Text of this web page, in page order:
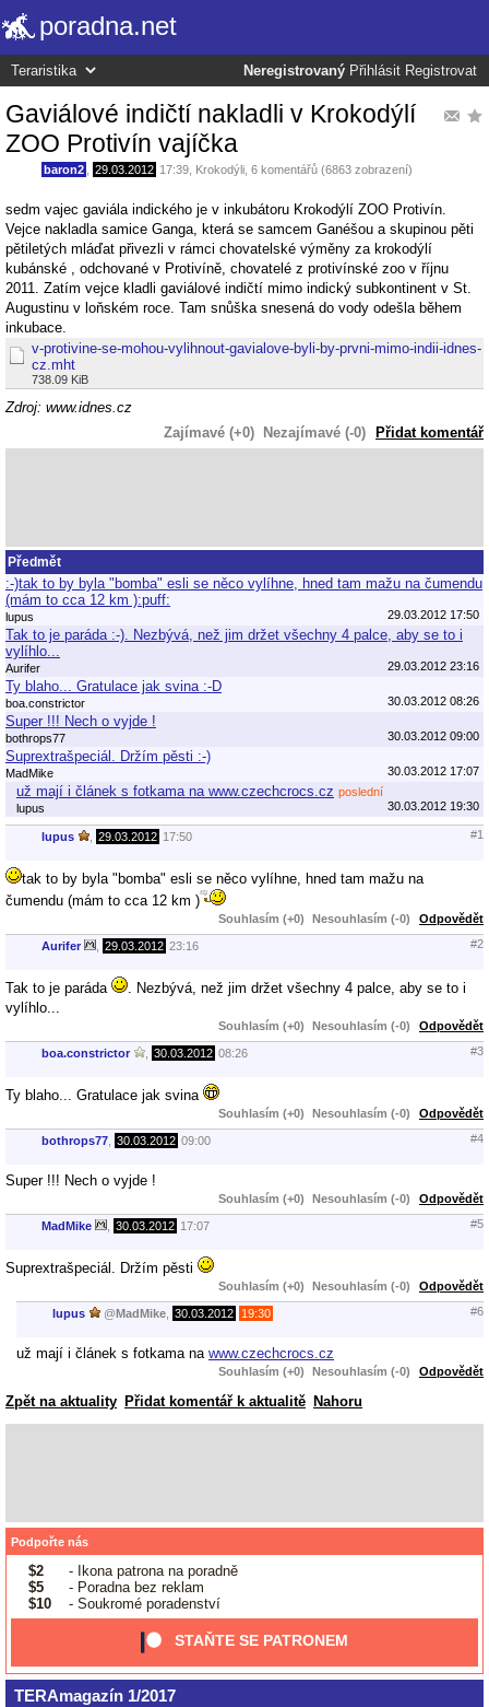
poradna.net
Neregistrovaný Přihlásit Registrovat
Gaviálové indičtí nakladli v Krokodýlí
ZOO Protivín vajíčka
baron2 29.03.2012 17:39 Krokodýli , 6 komentářů (6863 zobrazení)
sedm vajec gaviála indického je v inkubátoru Krokodýlí ZOO Protivín.
Vejce nakladla samice Ganga, která se samcem Ganéšou a skupinou pěti
pětiletých mláďat přivezli v rámci chovatelské výměny za krokodýlí
kubánské , odchované v Protivíně, chovatelé z protivínské zoo v říjnu
2011. Zatím vejce kladli gaviálové indičtí mimo indický subkontinent v St.
Augustinu v loňském roce. Tam snůška snesená do vody odešla během
inkubace.
v-protivine-se-mohou-vylihnout-gavialove-byli-by-prvni-mimo-indii-idnes-
cz.mht
738.09 KiB
Zdroj: www.idnes.cz
Zajímavé (+0)
Nezajímavé (-0) Přidat komentář
Předmět
:-)tak to by byla "bomba" esli se něco vylíhne, hned tam mažu na čumendu
(mám to cca 12 km ):puff:
lupus 29.03.2012 17:50
Tak to je paráda :-). Nezbývá, než jim držet všechny 4 palce, aby se to i
vylíhlo...
Aurifer 29.03.2012 23:16
Ty blaho... Gratulace jak svina :-D
boa.constrictor 30.03.2012 08:26
Super !!! Nech o vyjde !
bothrops77 30.03.2012 09:00
Suprextrašpeciál. Držím pěsti :-)
MadMike 30.03.2012 17:07
už mají i článek s fotkama na www.czechcrocs.cz poslední
lupus
30.03.2012 19:30
lupus 29.03.2012 17:50 #1
tak to by byla "bomba" esli se něco vylíhne, hned tam mažu na
čumendu (mám to cca 12 km )
Souhlasím (+0) Nesouhlasím (-0) Odpovědět
Aurifer 29.03.2012 23:16 #2
Tak to je paráda
. Nezbývá, než jim držet všechny 4 palce, aby se to i
vylíhlo...
Souhlasím (+0) Nesouhlasím (-0) Odpovědět
boa.constrictor 30.03.2012 08:26 #3
Ty blaho... Gratulace jak svina
Souhlasím (+0) Nesouhlasím (-0) Odpovědět
bothrops77 30.03.2012 09:00 #4
Super !!! Nech o vyjde !
Souhlasím (+0) Nesouhlasím (-0) Odpovědět
MadMike 30.03.2012 17:07 #5
Suprextrašpeciál. Držím pěsti
Souhlasím (+0) Nesouhlasím (-0) Odpovědět
lupus @MadMike 30.03.2012 19:30 #6
už mají i článek s fotkama na www.czechcrocs.cz
Souhlasím (+0) Nesouhlasím (-0) Odpovědět
Zpět na aktuality Přidat komentář k aktualitě Nahoru
Podpořte nás
$2
- Ikona patrona na poradně
$5
- Poradna bez reklam
$10
- Soukromé poradenství
STAŇTE SE PATRONEM
TERAmagazín 1/2017